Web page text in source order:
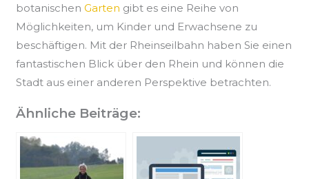
botanischenGarten gibt es eine Reihe von
Möglichkeiten, um Kinder und Erwachsene zu
beschäftigen. Mit der Rheinseilbahn haben Sie einen
fantastischen Blick über den Rhein und können die
Stadt aus einer anderen Perspektive betrachten.
Ähnliche Beiträge: